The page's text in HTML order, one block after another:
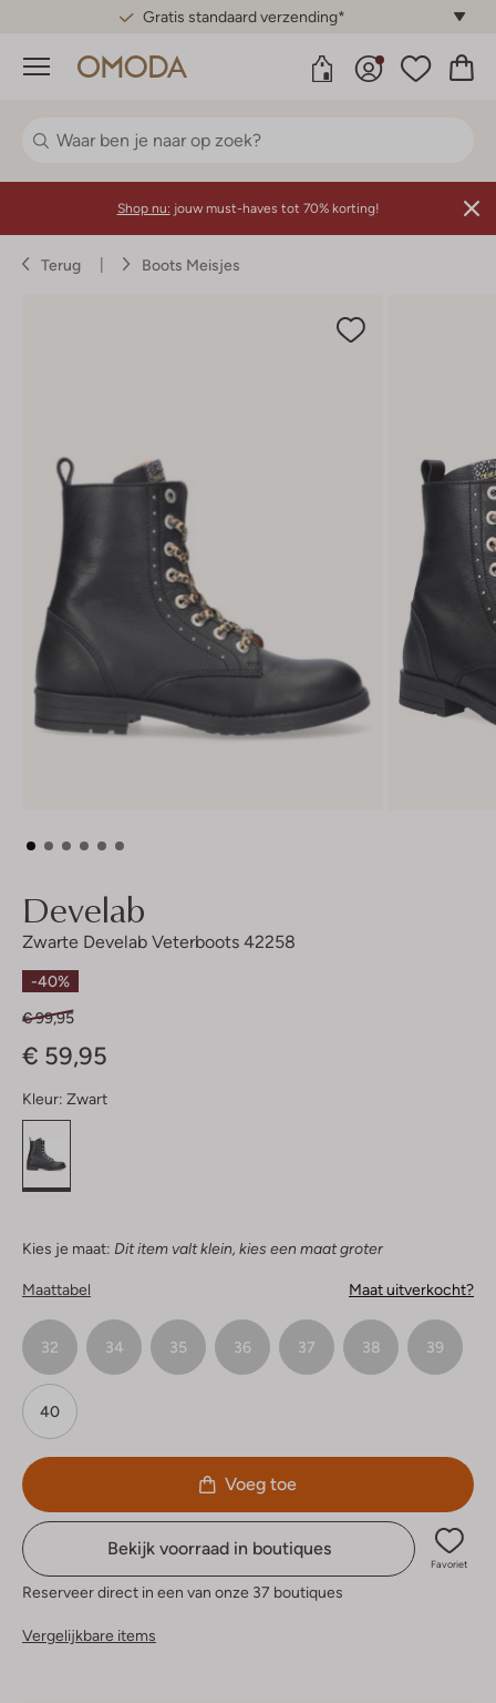
Gratis standaard verzending*
Menu
Shop nu: jouw must-haves tot 70% korting!
Terug Boots Meisjes
Develab
Zwarte Develab Veterboots 42258
-40%
€ 99,95
€ 59,95
Kleur: Zwart
Kies je maat: Dit item valt klein, kies een maat groter
Maattabel Maat uitverkocht?
32 34 35 36 37 38 39
40
Voeg toe
Bekijk voorraad in boutiques
Favoriet
Reserveer direct in een van onze 37 boutiques
Vergelijkbare items